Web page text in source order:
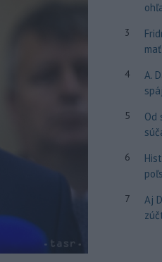
3
4
A.
5
Od
6
7
Aj